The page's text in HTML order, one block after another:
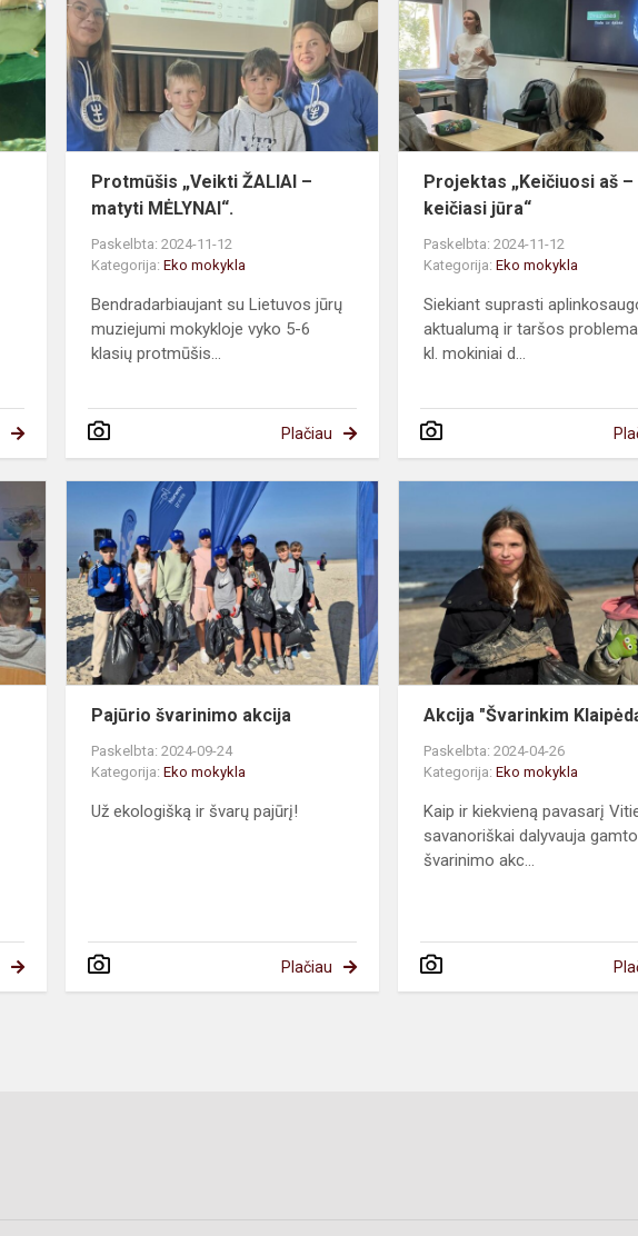
jūrų
muziejuje!
ŽALIAI
matyti
MĖLYNAI“.
Protmūšis „Veikti ŽALIAI –
matyti MĖLYNAI“.
Paskelbta: 2024-11-12
Kategorija:Eko mokykla
Bendradarbiaujant su Lietuvos jūrų
muziejumi mokykloje vyko 5-6
klasių protmūšis...
Plačiau
Projektas „Keičiuosi aš –
keičiasi jūra“
Paskelbta: 2024-11-12
Kategorija:Eko mokykla
Siekiant suprasti
aktualumą ir taršos
kl. mokiniai d...
elektronikos
atliekų
diena
švarinimo
akcija
Pajūrio švarinimo akcija
Paskelbta: 2024-09-24
Kategorija:Eko mokykla
Už ekologišką ir švarų pajūrį!
Plačiau
Akcija "Švarinkim
Paskelbta: 2024-04-26
Kategorija:Eko mokykla
Kaip ir kiekvieną pavasarį
savanoriškai dalyvauja
švarinimo akc...